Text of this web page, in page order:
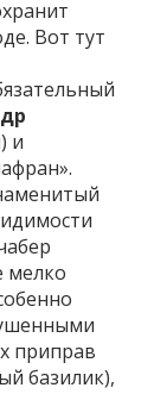
Вот тут
и
мелко
приправ
базилик),